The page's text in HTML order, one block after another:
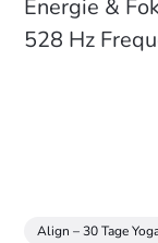
Energie &
528 Hz
Align – 30 Tage